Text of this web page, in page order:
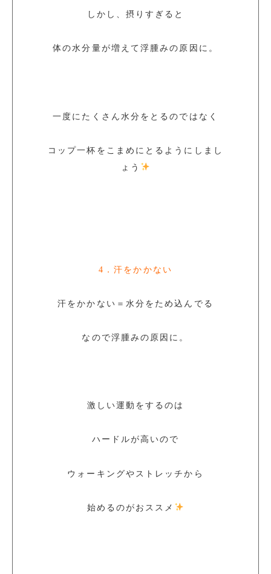
しかし、摂りすぎると
体の水分量が増えて浮腫みの原因に。
一度にたくさん水分をとるのではなく
コップ一杯をこまめにとるようにしまし
ょう
4．汗をかかない
汗をかかない＝水分をため込んでる
なので浮腫みの原因に。
激しい運動をするのは
ハードルが高いので
ウォーキングやストレッチから
始めるのがおススメ